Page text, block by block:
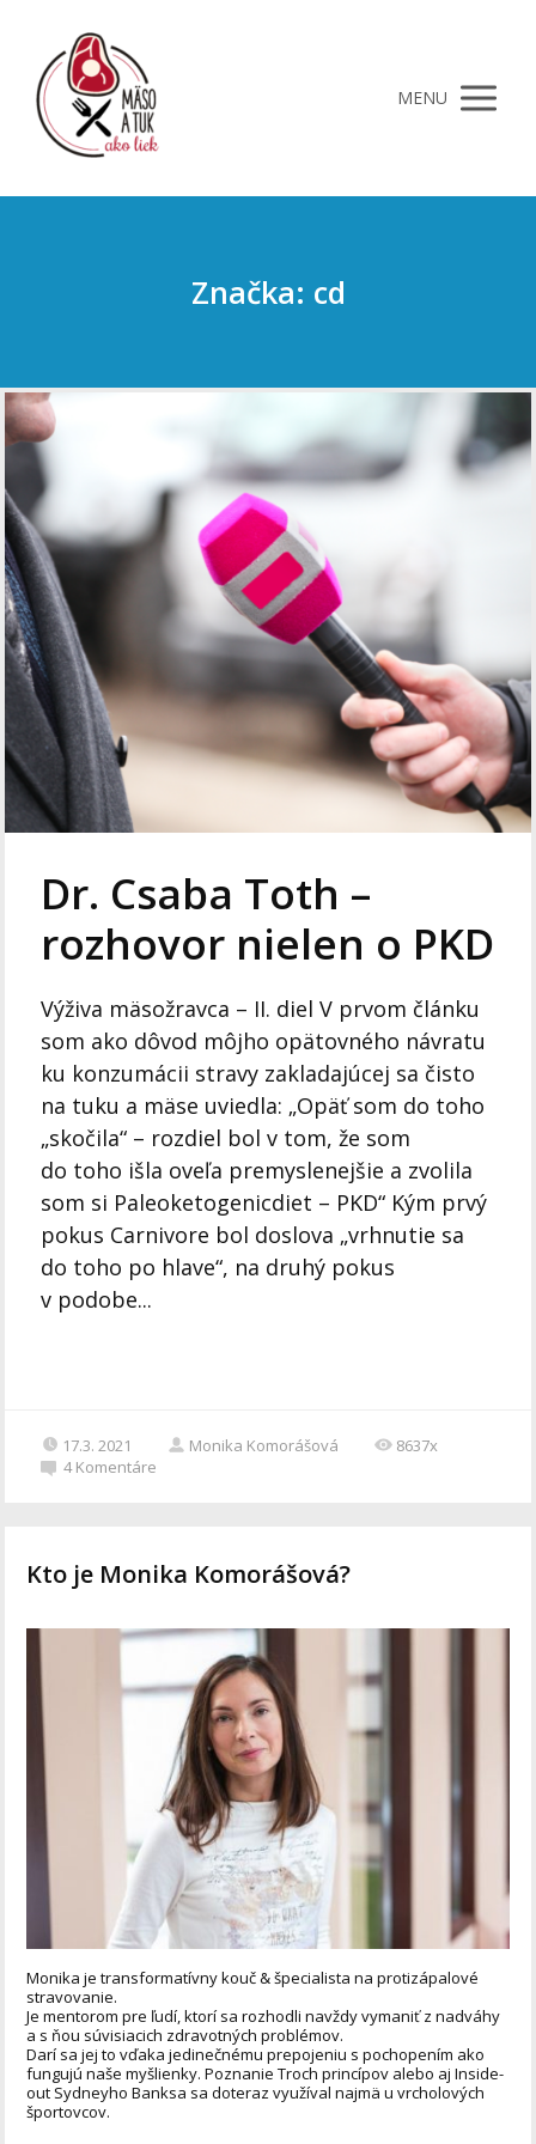
MENU
Značka: cd
Dr. Csaba Toth –
rozhovor nielen o PKD
Výživa mäsožravca – II. diel V prvom článku
som ako dôvod môjho opätovného návratu
ku konzumácii stravy zakladajúcej sa čisto
na tuku a mäse uviedla: „Opäť som do toho
„skočila“ – rozdiel bol v tom, že som
do toho išla oveľa premyslenejšie a zvolila
som si Paleoketogenicdiet – PKD“ Kým prvý
pokus Carnivore bol doslova „vrhnutie sa
do toho po hlave“, na druhý pokus
v podobe...
17.3. 2021 Monika Komorášová
8637x
4Komentáre
Kto je Monika Komorášová?
Monika je transformatívny kouč & špecialista na protizápalové
stravovanie.
Je mentorom pre ľudí, ktorí sa rozhodli navždy vymaniť z nadváhy
a s ňou súvisiacich zdravotných problémov.
Darí sa jej to vďaka jedinečnému prepojeniu s pochopením ako
fungujú naše myšlienky. Poznanie Troch princípov alebo aj Inside-
out Sydneyho Banksa sa doteraz využíval najmä u vrcholových
športovcov.